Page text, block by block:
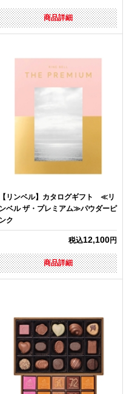
商品詳細
【リンベル】カタログギフト ≪リ
ンベル ザ・プレミアム≫パウダーピ
ンク
税込12,100円
商品詳細